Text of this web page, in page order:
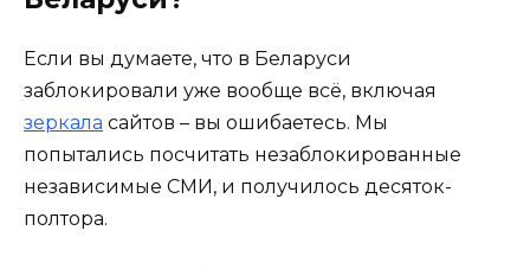
Если вы думаете, что в Беларуси
заблокировали уже вообще всё, включая
зеркала сайтов – вы ошибаетесь. Мы
попытались посчитать незаблокированные
независимые СМИ, и получилось десяток-
полтора.